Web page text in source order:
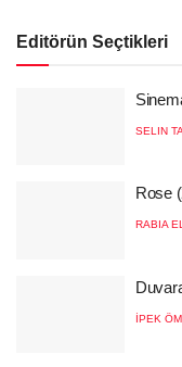
Editörün Seçtikleri
SELIN
Rose
RABIA
İPEK